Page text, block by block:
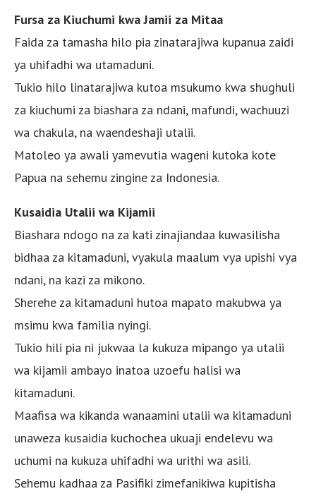
Fursa za Kiuchumi kwa Jamii za Mitaa
Faida za tamasha hilo pia zinatarajiwa kupanua zaidi
ya uhifadhi wa utamaduni.
Tukio hilo linatarajiwa kutoa msukumo kwa shughuli
za kiuchumi za biashara za ndani, mafundi, wachuuzi
wa chakula, na waendeshaji utalii.
Matoleo ya awali yamevutia wageni kutoka kote
Papua na sehemu zingine za Indonesia.
Kusaidia Utalii wa Kijamii
Biashara ndogo na za kati zinajiandaa kuwasilisha
bidhaa za kitamaduni, vyakula maalum vya upishi vya
ndani, na kazi za mikono.
Sherehe za kitamaduni hutoa mapato makubwa ya
msimu kwa familia nyingi.
Tukio hili pia ni jukwaa la kukuza mipango ya utalii
wa kijamii ambayo inatoa uzoefu halisi wa
kitamaduni.
Maafisa wa kikanda wanaamini utalii wa kitamaduni
unaweza kusaidia kuchochea ukuaji endelevu wa
uchumi na kukuza uhifadhi wa urithi wa asili.
Sehemu kadhaa za Pasifiki zimefanikiwa kupitisha